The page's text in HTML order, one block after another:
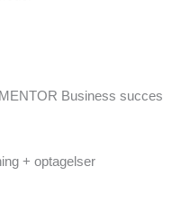
Business succes
+ optagelser